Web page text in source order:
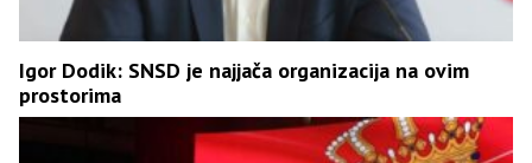
Igor Dodik: SNSD je najjača organizacija na ovim
prostorima